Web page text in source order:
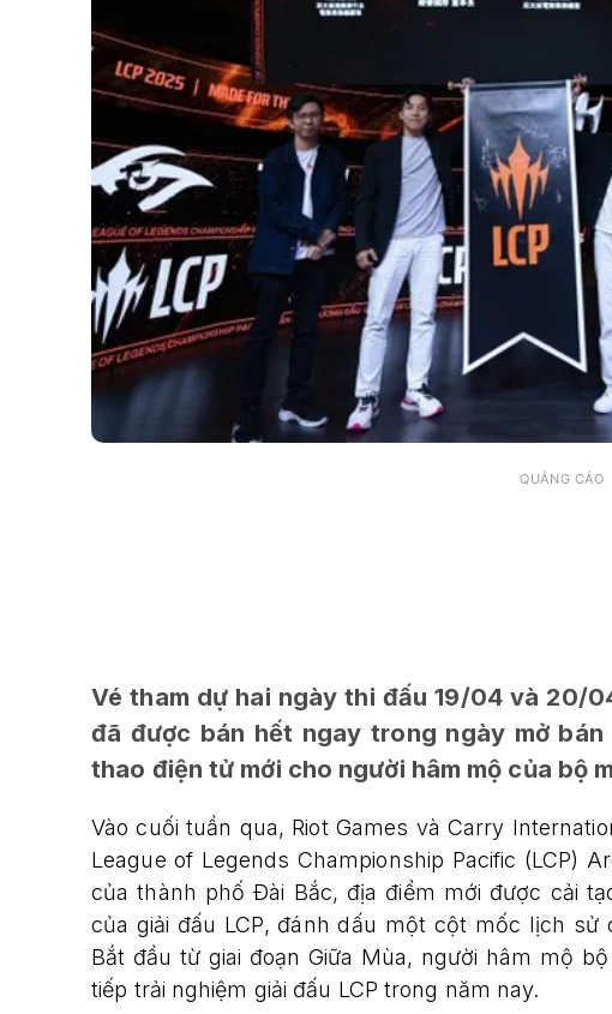
QUẢNG CÁO
Vé tham dự hai ngày thi đấu 19/04 và 20/
đã được bán hết ngay trong ngày mở
thao điện tử mới cho người hâm mộ của bộ
Vào cuối tuần qua, Riot Games và Carry
League of Legends Championship Pacific (LCP)
của thành phố Đài Bắc, địa điểm mới được cải
của giải đấu LCP, đánh dấu một cột mốc lịch
Bắt đầu từ giai đoạn Giữa Mùa, người hâm mộ
tiếp trải nghiệm giải đấu LCP trong năm nay.